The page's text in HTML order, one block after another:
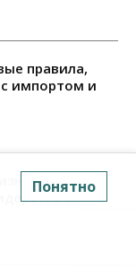
правила,
с импортом и
и
Понятно